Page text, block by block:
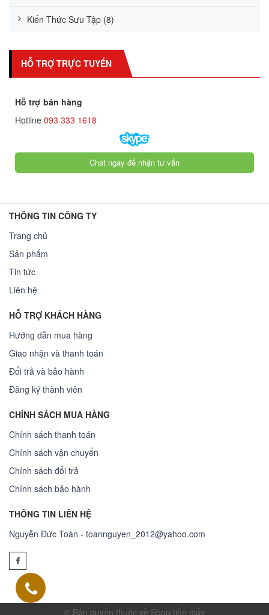
Kiến Thức Sưu Tập (8)
HỖ TRỢ TRỰC TUYẾN
Hỗ trợ bán hàng
Hotline 093 333 1618
Chat ngay để nhận tư vấn
THÔNG TIN CÔNG TY
Trang chủ
Sản phẩm
Tin tức
Liên hệ
HỖ TRỢ KHÁCH HÀNG
Hướng dẫn mua hàng
Giao nhận và thanh toán
Đổi trả và bảo hành
Đăng ký thành viên
CHÍNH SÁCH MUA HÀNG
Chính sách thanh toán
Chính sách vận chuyển
Chính sách đổi trả
Chính sách bảo hành
THÔNG TIN LIÊN HỆ
Nguyễn Đức Toàn - toannguyen_2012@yahoo.com
© Bản quyền thuộc về Shop tiền giấy